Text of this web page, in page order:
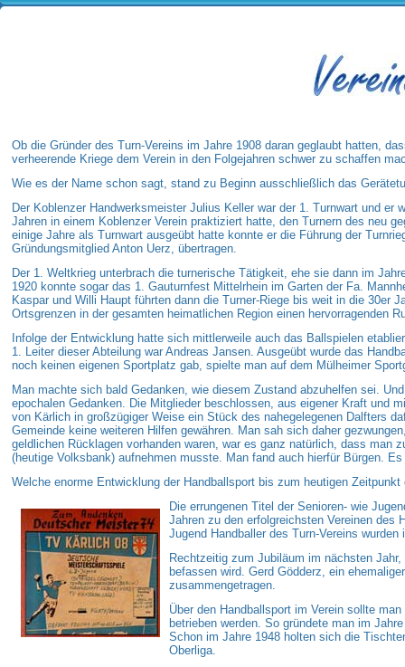
Ob die Gründer des Turn-Vereins im Jahre 1908 daran geglaubt hatten,
verheerende Kriege dem Verein in den Folgejahren schwer zu schaffen
Wie es der Name schon sagt, stand zu Beginn ausschließlich das
Der Koblenzer Handwerksmeister Julius Keller war der 1. Turnwart und
Jahren in einem Koblenzer Verein praktiziert hatte, den Turnern des neu
einige Jahre als Turnwart ausgeübt hatte konnte er die Führung der
Gründungsmitglied Anton Uerz, übertragen.
Der 1. Weltkrieg unterbrach die turnerische Tätigkeit, ehe sie dann im
1920 konnte sogar das 1. Gauturnfest Mittelrhein im Garten der Fa.
Kaspar und Willi Haupt führten dann die Turner-Riege bis weit in die 30er
Ortsgrenzen in der gesamten heimatlichen Region einen hervorragenden
Infolge der Entwicklung hatte sich mittlerweile auch das Ballspielen
1. Leiter dieser Abteilung war Andreas Jansen. Ausgeübt wurde das
noch keinen eigenen Sportplatz gab, spielte man auf dem Mülheimer
Man machte sich bald Gedanken, wie diesem Zustand abzuhelfen sei.
epochalen Gedanken. Die Mitglieder beschlossen, aus eigener Kraft und
von Kärlich in großzügiger Weise ein Stück des nahegelegenen Dalfters
Gemeinde keine weiteren Hilfen gewähren. Man sah sich daher
geldlichen Rücklagen vorhanden waren, war es ganz natürlich, dass man
(heutige Volksbank) aufnehmen musste. Man fand auch hierfür Bürgen.
Welche enorme Entwicklung der Handballsport bis zum heutigen
Die errungenen Titel der Senioren- wie
Jahren zu den erfolgreichsten Vereinen des
Jugend Handballer des Turn-Vereins
Rechtzeitig zum Jubiläum im nächsten
befassen wird. Gerd Gödderz, ein
zusammengetragen.
Über den Handballsport im Verein sollte
betrieben werden. So gründete man im
Schon im Jahre 1948 holten sich die
Oberliga.